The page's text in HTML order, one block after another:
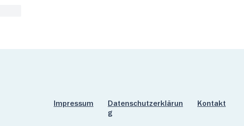
Impressum
Datenschutzerklärun
g
Kontakt